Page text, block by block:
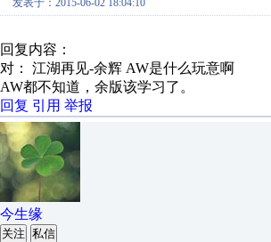
发表于：2015-06-02 18:04:10
回复内容：
对： 江湖再见-余辉 AW是什么玩意啊
AW都不知道，余版该学习了。
回复 引用 举报
今生缘
关注 私信